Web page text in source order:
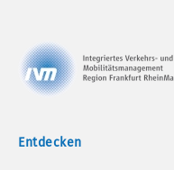
Entdecken